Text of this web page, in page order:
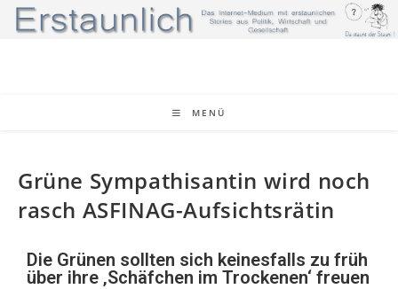
MENÜ
Grüne Sympathisantin wird noch
rasch ASFINAG-Aufsichtsrätin
Die Grünen sollten sich keinesfalls zu früh
über ihre ‚Schäfchen im Trockenen‘ freuen